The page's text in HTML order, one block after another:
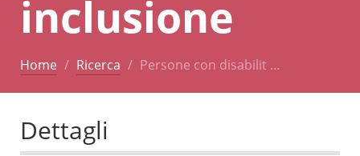
inclusione
Home Ricerca Persone con disabilit …
Dettagli